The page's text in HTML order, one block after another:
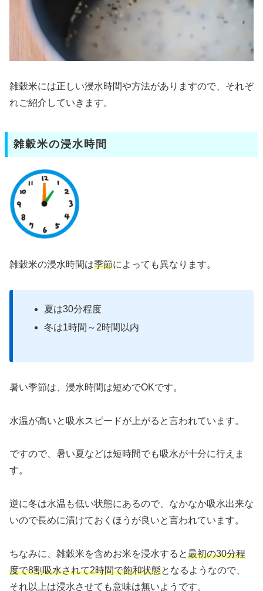
雑穀米には正しい浸水時間や方法がありますので、それぞ
れご紹介していきます。
雑穀米の浸水時間
雑穀米の浸水時間は季節によっても異なります。
夏は30分程度
冬は1時間～2時間以内
暑い季節は、浸水時間は短めでOKです。
水温が高いと吸水スピードが上がると言われています。
ですので、暑い夏などは短時間でも吸水が十分に行えま
す。
逆に冬は水温も低い状態にあるので、なかなか吸水出来な
いので長めに漬けておくほうが良いと言われています。
ちなみに、雑穀米を含めお米を浸水すると最初の30分程
度で8割吸水されて2時間で飽和状態となるようなので、
それ以上は浸水させても意味は無いようです。